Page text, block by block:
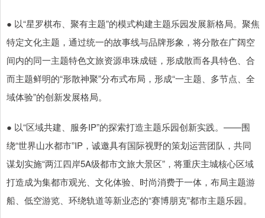
● 以“星罗棋布、聚有主题”的模式构建主题乐园发展新格局。聚焦
特定文化主题，通过统一的故事线与品牌形象，将分散在广阔空
间内的同一主题特色文旅资源串珠成链，形成散而各具特色、合
而主题鲜明的“形散神聚”分布式布局，形成“一主题、多节点、全
域体验”的创新发展格局。
● 以“区域共建、服务IP”的探索打造主题乐园创新实践。——围
绕“世界山水都市”IP，诚邀具有国际视野的策划运营团队，共同
谋划实施“两江四岸5A级都市文旅大景区”，将重庆主城核心区域
打造成为集都市观光、文化体验、时尚消费于一体，布局主题游
船、低空游览、环绕轨道等新业态的“赛博朋克”都市主题乐园。